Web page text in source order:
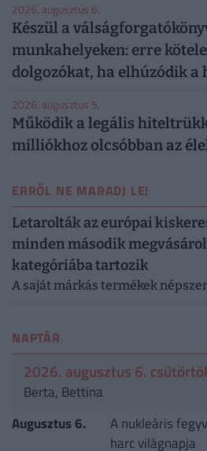
2026. augusztus 6.
Készül a
munkahelyeken: erre
dolgozókat, ha elhúzódik a
2026. augusztus 5.
Működik a legális
milliókhoz olcsóbban az
ERRŐL NE MARADJ LE!
Letarolták az európai
minden második
kategóriába tartozik
A saját márkás termékek
NAPTÁR
2026. augusztus 6.
Berta, Bettina
Augusztus 6.
A nukleáris
harc világnapja